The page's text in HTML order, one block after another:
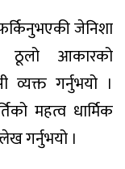
जेनिशा
ठूलो आकारको
व्यक्त गर्नुभयो ।
महत्व धार्मिक
गर्नुभयो ।